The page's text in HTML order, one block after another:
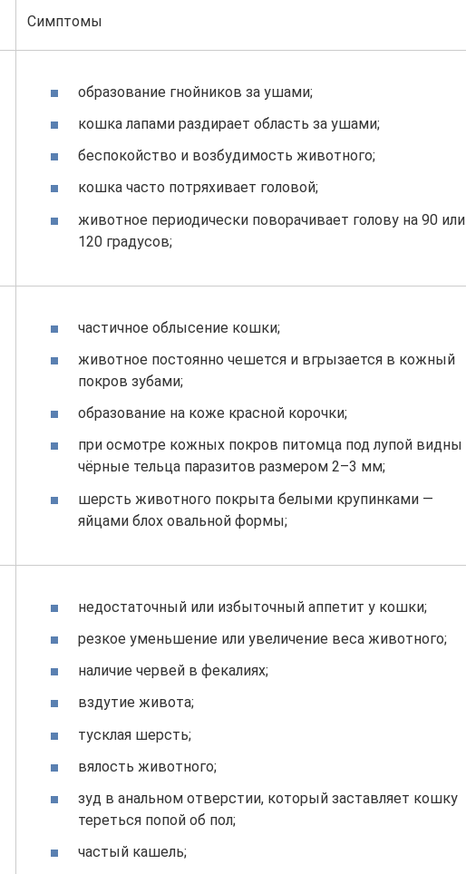
Симптомы
образование гнойников за ушами;
кошка лапами раздирает область за ушами;
беспокойство и возбудимость животного;
кошка часто потряхивает головой;
животное периодически поворачивает голову на 90 или
120 градусов;
частичное облысение кошки;
животное постоянно чешется и вгрызается в кожный
покров зубами;
образование на коже красной корочки;
при осмотре кожных покров питомца под лупой видны
чёрные тельца паразитов размером 2–3 мм;
шерсть животного покрыта белыми крупинками —
яйцами блох овальной формы;
недостаточный или избыточный аппетит у кошки;
резкое уменьшение или увеличение веса животного;
наличие червей в фекалиях;
вздутие живота;
тусклая шерсть;
вялость животного;
зуд в анальном отверстии, который заставляет кошку
тереться попой об пол;
частый кашель;